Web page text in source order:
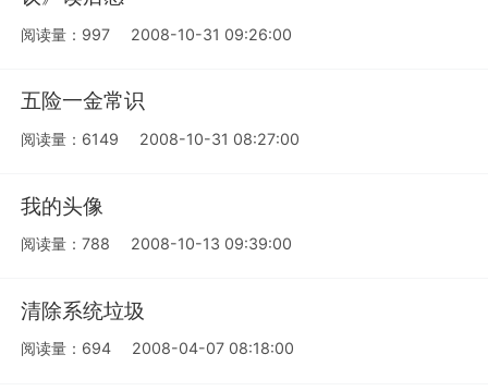
阅读量：997 2008-10-31 09:26:00
五险一金常识
阅读量：6149 2008-10-31 08:27:00
我的头像
阅读量：788 2008-10-13 09:39:00
清除系统垃圾
阅读量：694 2008-04-07 08:18:00